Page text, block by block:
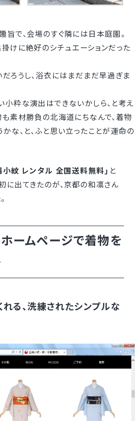
で、会場のすぐ隣には日本庭園。
けに絶好のシチュエーションだった
ろうし、浴衣にはまだまだ早過ぎま
小粋な演出はできないかしら、と考え
素材勝負の北海道にちなんで、着物
な、と、ふと思い立ったことが運命の
小紋 レンタル 全国送料無料｣ と
に出てきたのが、京都の和凛さん
ームページで着物を
れる、洗練されたシンプルな